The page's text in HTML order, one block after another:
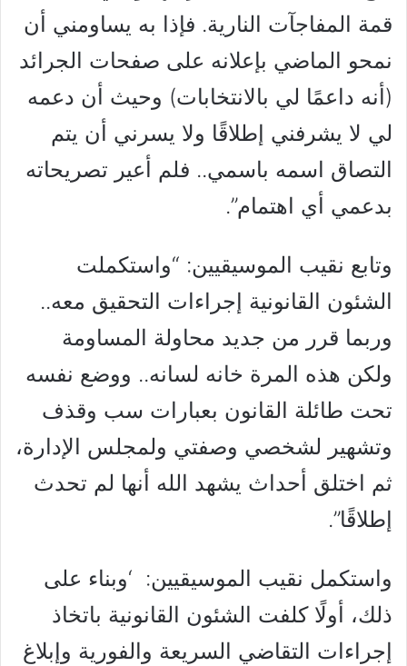
قمة المفاجآت النارية. فإذا به يساومني أن
نمحو الماضي بإعلانه على صفحات الجرائد
(أنه داعمًا لي بالانتخابات) وحيث أن دعمه
لي لا يشرفني إطلاقًا ولا يسرني أن يتم
التصاق اسمه باسمي.. فلم أعير تصريحاته
بدعمي أي اهتمام”.
وتابع نقيب الموسيقيين: “واستكملت
الشئون القانونية إجراءات التحقيق معه..
وربما قرر من جديد محاولة المساومة
ولكن هذه المرة خانه لسانه.. ووضع نفسه
تحت طائلة القانون بعبارات سب وقذف
وتشهير لشخصي وصفتي ولمجلس الإدارة،
ثم اختلق أحداث يشهد الله أنها لم تحدث
إطلاقًا”.
واستكمل نقيب الموسيقيين: ‘وبناء على
ذلك، أولًا كلفت الشئون القانونية باتخاذ
إجراءات التقاضي السريعة والفورية وإبلاغ